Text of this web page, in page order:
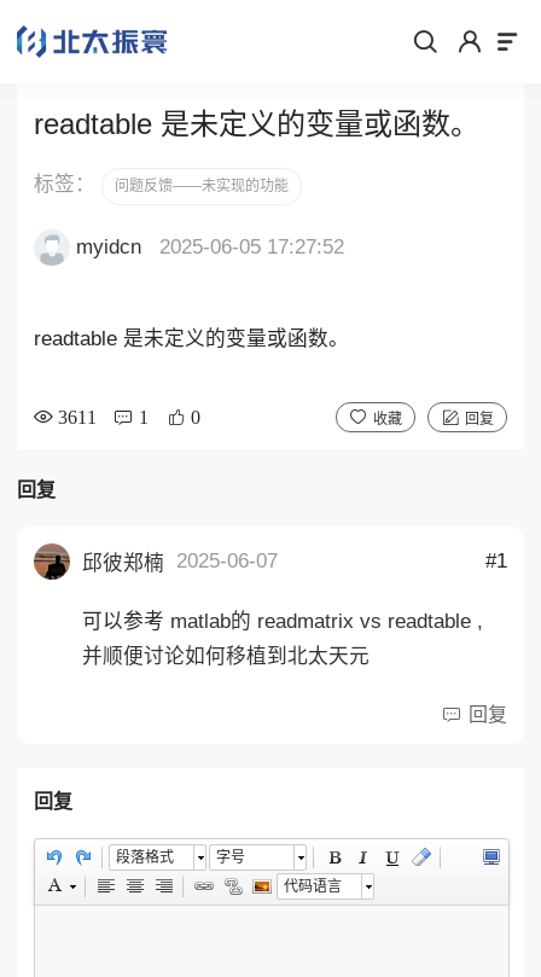
readtable 是未定义的变量或函数。
标签： 问题反馈——未实现的功能
myidcn 2025-06-05 17:27:52
readtable 是未定义的变量或函数。
3611 1 0 收藏 回复
回复
邱彼郑楠 2025-06-07 #1
可以参考 matlab的 readmatrix vs readtable ,
并顺便讨论如何移植到北太天元
回复
回复
段落格式
字号
代码语言